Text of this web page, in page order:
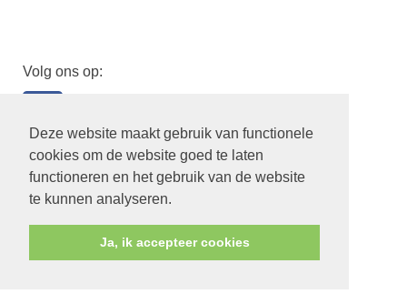
Deze website maakt gebruik van functionele
cookies om de website goed te laten
functioneren en het gebruik van de website
te kunnen analyseren.
Ja, ik accepteer cookies
Volg ons op: